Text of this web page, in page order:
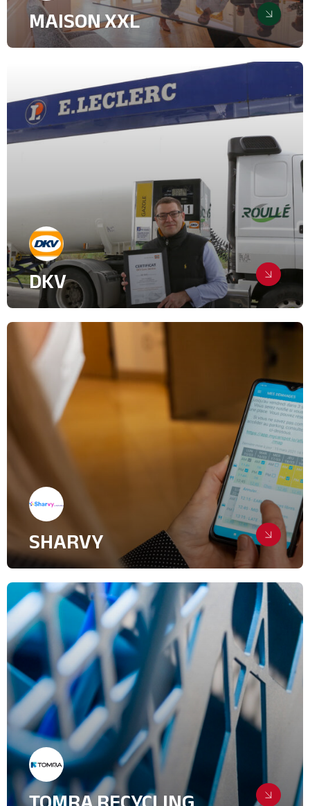
MAISON XXL
Faire briller un créateur lifestyle
Achat médias
Relations influenceurs
Relations Presse
DKV
Accompagner une marque leader
horizons
Digital & Community Management
Evenementiel
Relations Presse
Industrie, intralogistique & Services
B2B
Transport, Logistique
SHARVY
Propulser une start-up innovante
Relations Presse
IT & High Tech
Transport, Logistique